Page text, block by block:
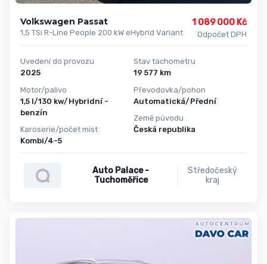
Volkswagen Passat
1,5 TSi R-Line People 200 kW eHybrid Variant
1 089 000 Kč
Odpočet DPH
Uvedení do provozu
2025
Motor/palivo
1,5 l/130 kw/Hybridní -
benzín
Karoserie/počet míst
Kombi/4-5
Stav tachometru
19 577 km
Převodovka/pohon
Automatická/Přední
Země původu
Česká republika
Auto Palace -
Tuchoměřice
Středočeský
kraj